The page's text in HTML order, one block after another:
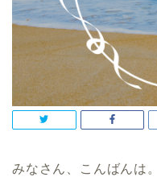
みなさん、こんばんは。